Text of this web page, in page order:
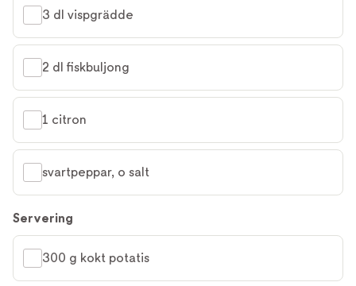
3 dl vispgrädde
2 dl fiskbuljong
1 citron
svartpeppar, o salt
Servering
300 g kokt potatis